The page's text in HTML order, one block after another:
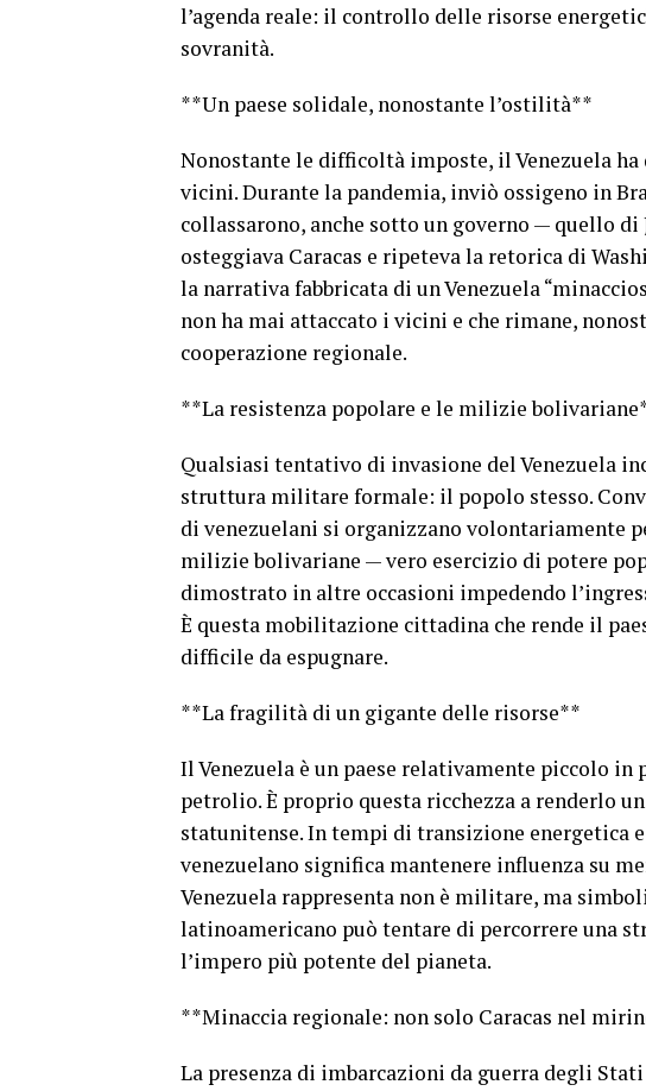
l’agenda reale: il controllo delle risorse
sovranità.
**Un paese solidale, nonostante l’ostilità**
Nonostante le difficoltà imposte, il Venezuela
vicini. Durante la pandemia, inviò ossigeno in
collassarono, anche sotto un governo — quello
osteggiava Caracas e ripeteva la retorica di
la narrativa fabbricata di un Venezuela
non ha mai attaccato i vicini e che rimane,
cooperazione regionale.
**La resistenza popolare e le milizie
Qualsiasi tentativo di invasione del Venezuela
struttura militare formale: il popolo stesso.
di venezuelani si organizzano volontariamente
milizie bolivariane — vero esercizio di potere
dimostrato in altre occasioni impedendo
È questa mobilitazione cittadina che rende il
difficile da espugnare.
**La fragilità di un gigante delle risorse**
Il Venezuela è un paese relativamente piccolo
petrolio. È proprio questa ricchezza a renderlo
statunitense. In tempi di transizione
venezuelano significa mantenere influenza su
Venezuela rappresenta non è militare, ma
latinoamericano può tentare di percorrere una
l’impero più potente del pianeta.
**Minaccia regionale: non solo Caracas nel
La presenza di imbarcazioni da guerra degli